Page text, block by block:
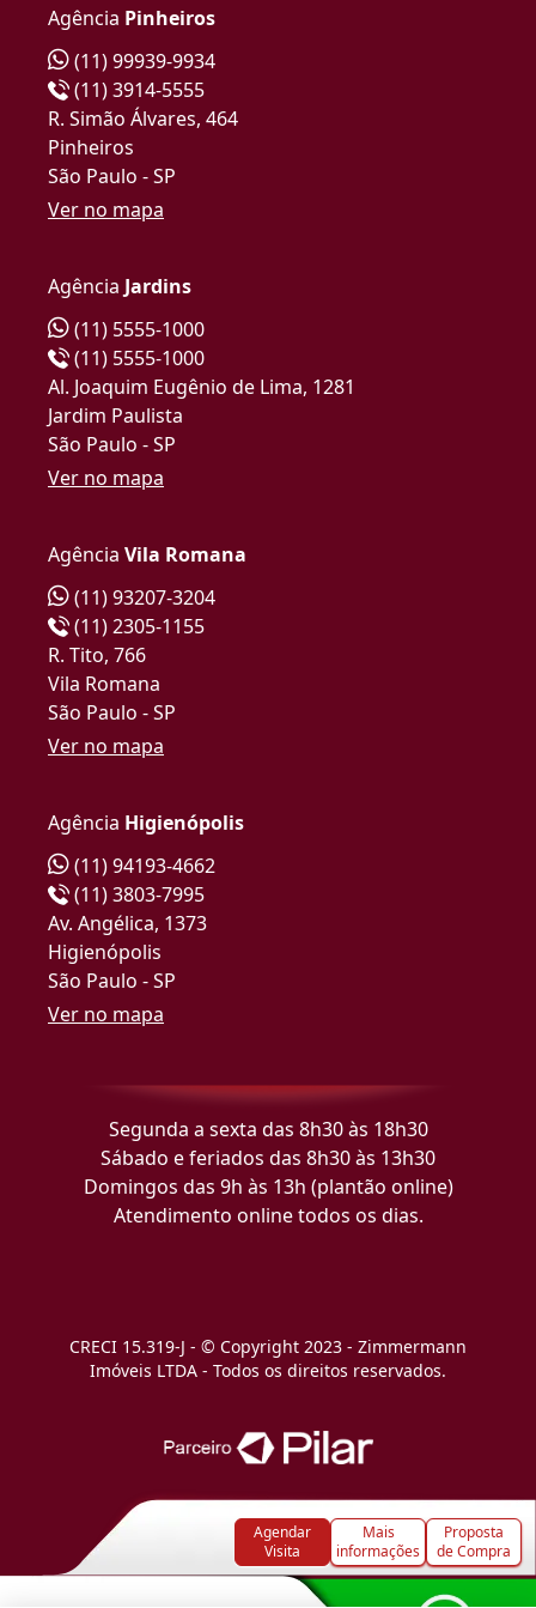
Agendar
Visita
Mais
informações
Proposta
de Compra
Agência Pinheiros
(11) 99939-9934
(11) 3914-5555
R. Simão Álvares, 464
Pinheiros
São Paulo - SP
Ver no mapa
Agência Jardins
(11) 5555-1000
(11) 5555-1000
Al. Joaquim Eugênio de Lima, 1281
Jardim Paulista
São Paulo - SP
Ver no mapa
Agência Vila Romana
(11) 93207-3204
(11) 2305-1155
R. Tito, 766
Vila Romana
São Paulo - SP
Ver no mapa
Agência Higienópolis
(11) 94193-4662
(11) 3803-7995
Av. Angélica, 1373
Higienópolis
São Paulo - SP
Ver no mapa
Segunda a sexta das 8h30 às 18h30
Sábado e feriados das 8h30 às 13h30
Domingos das 9h às 13h (plantão online)
Atendimento online todos os dias.
CRECI 15.319-J - © Copyright 2023 - Zimmermann
Imóveis LTDA - Todos os direitos reservados.